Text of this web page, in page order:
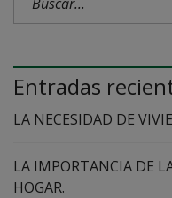
Entradas
LA NECESIDAD DE
LA IMPORTANCIA DE
HOGAR.